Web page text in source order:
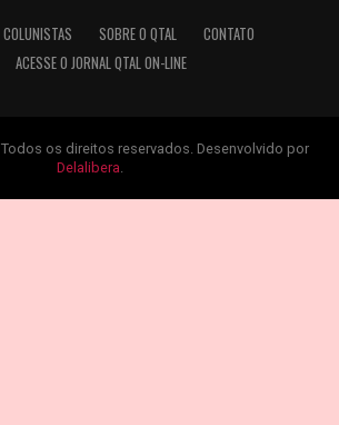
COLUNISTAS SOBRE O QTAL
CONTATO
ACESSE O JORNAL QTAL ON-LINE
os direitos reservados. Desenvolvido por
Delalibera.